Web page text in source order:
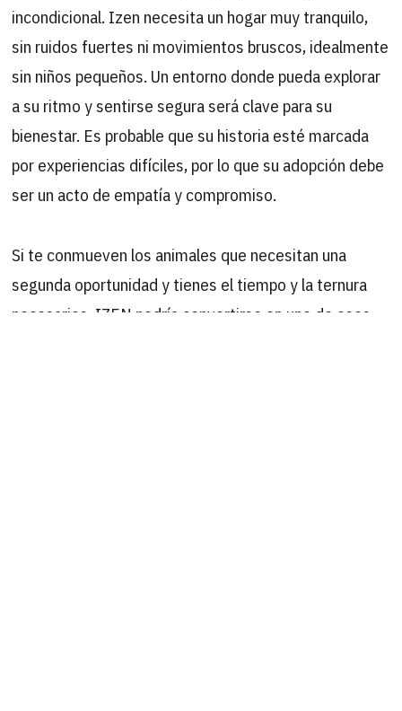
incondicional. Izen necesita un hogar muy tranquilo,
sin ruidos fuertes ni movimientos bruscos, idealmente
sin niños pequeños. Un entorno donde pueda explorar
a su ritmo y sentirse segura será clave para su
bienestar. Es probable que su historia esté marcada
por experiencias difíciles, por lo que su adopción debe
ser un acto de empatía y compromiso.
Si te conmueven los animales que necesitan una
segunda oportunidad y tienes el tiempo y la ternura
necesarios, IZEN podría convertirse en uno de esos